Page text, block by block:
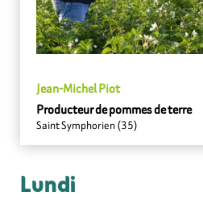
Jean-Michel Piot
Producteur de pommes de terre
Saint Symphorien (35)
Lundi